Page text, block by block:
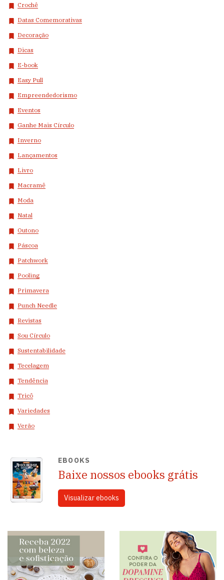
Crochê
Datas Comemorativas
Decoração
Dicas
E-book
Easy Pull
Empreendedorismo
Eventos
Ganhe Mais Círculo
Inverno
Lançamentos
Livro
Macramê
Moda
Natal
Outono
Páscoa
Patchwork
Pooling
Primavera
Punch Needle
Revistas
Sou Círculo
Sustentabilidade
Tecelagem
Tendência
Tricô
Variedades
Verão
EBOOKS
Baixe nossos ebooks grátis
Visualizar ebooks